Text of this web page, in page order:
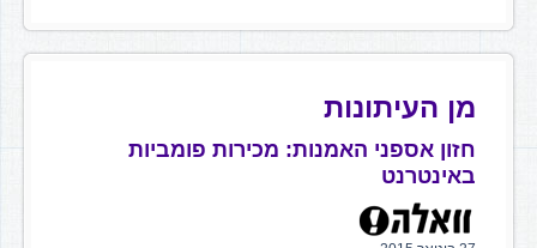
מן העיתונות
חזון אספני האמנות: מכירות פומביות
באינטרנט